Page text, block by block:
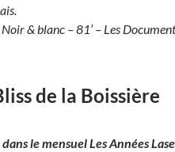
& blanc – 81’ – Les
de la Boissière
le mensuel Les Années